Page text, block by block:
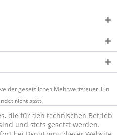
der gesetzlichen Mehrwertsteuer. Ein
nicht statt!
die für den technischen Betrieb
und stets gesetzt werden.